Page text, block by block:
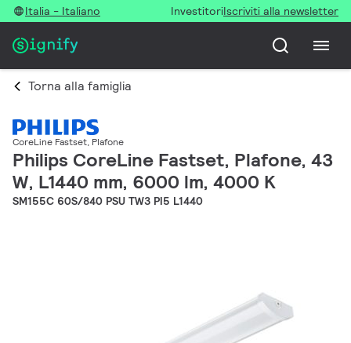
Italia - Italiano InvestitoriIscriviti alla newsletter
Torna alla famiglia
CoreLine Fastset, Plafone
Philips CoreLine Fastset, Plafone, 43
W, L1440 mm, 6000 lm, 4000 K
SM155C 60S/840 PSU TW3 PI5 L1440